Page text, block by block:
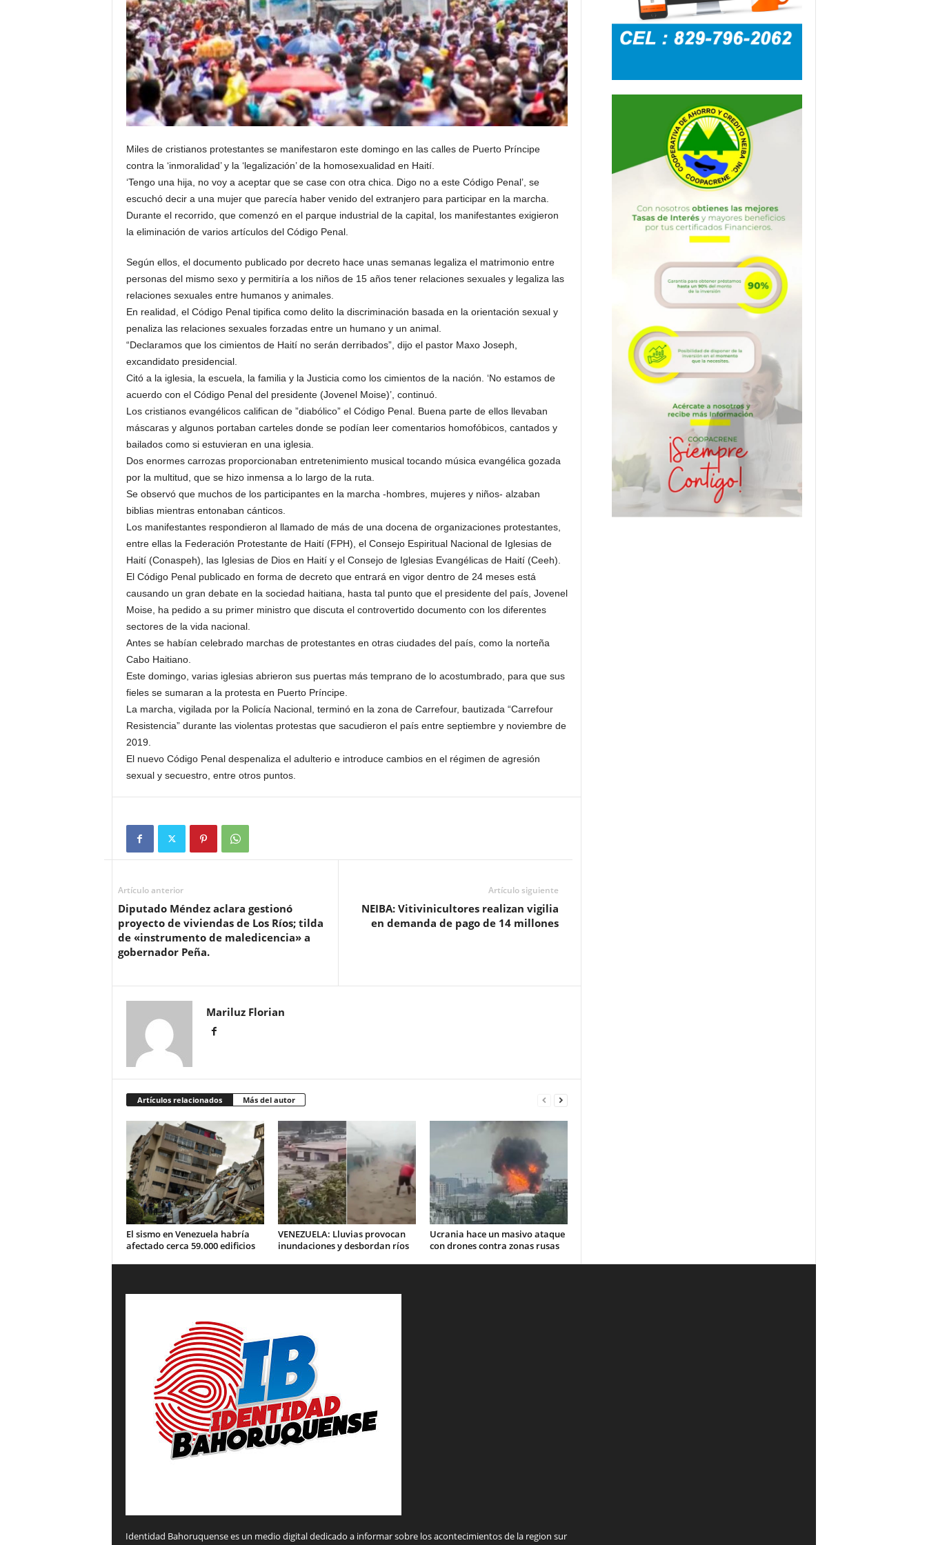
Miles de cristianos protestantes se manifestaron este domingo en las calles de Puerto Príncipe
contra la ‘inmoralidad’ y la ‘legalización’ de la homosexualidad en Haití.
‘Tengo una hija, no voy a aceptar que se case con otra chica. Digo no a este Código Penal’, se
escuchó decir a una mujer que parecía haber venido del extranjero para participar en la marcha.
Durante el recorrido, que comenzó en el parque industrial de la capital, los manifestantes exigieron
la eliminación de varios artículos del Código Penal.
Según ellos, el documento publicado por decreto hace unas semanas legaliza el matrimonio entre
personas del mismo sexo y permitiría a los niños de 15 años tener relaciones sexuales y legaliza las
relaciones sexuales entre humanos y animales.
En realidad, el Código Penal tipifica como delito la discriminación basada en la orientación sexual y
penaliza las relaciones sexuales forzadas entre un humano y un animal.
“Declaramos que los cimientos de Haití no serán derribados”, dijo el pastor Maxo Joseph,
excandidato presidencial.
Citó a la iglesia, la escuela, la familia y la Justicia como los cimientos de la nación. ‘No estamos de
acuerdo con el Código Penal del presidente (Jovenel Moise)’, continuó.
Los cristianos evangélicos califican de ”diabólico” el Código Penal. Buena parte de ellos llevaban
máscaras y algunos portaban carteles donde se podían leer comentarios homofóbicos, cantados y
bailados como si estuvieran en una iglesia.
Dos enormes carrozas proporcionaban entretenimiento musical tocando música evangélica gozada
por la multitud, que se hizo inmensa a lo largo de la ruta.
Se observó que muchos de los participantes en la marcha -hombres, mujeres y niños- alzaban
biblias mientras entonaban cánticos.
Los manifestantes respondieron al llamado de más de una docena de organizaciones protestantes,
entre ellas la Federación Protestante de Haití (FPH), el Consejo Espiritual Nacional de Iglesias de
Haití (Conaspeh), las Iglesias de Dios en Haití y el Consejo de Iglesias Evangélicas de Haití (Ceeh).
El Código Penal publicado en forma de decreto que entrará en vigor dentro de 24 meses está
causando un gran debate en la sociedad haitiana, hasta tal punto que el presidente del país, Jovenel
Moise, ha pedido a su primer ministro que discuta el controvertido documento con los diferentes
sectores de la vida nacional.
Antes se habían celebrado marchas de protestantes en otras ciudades del país, como la norteña
Cabo Haitiano.
Este domingo, varias iglesias abrieron sus puertas más temprano de lo acostumbrado, para que sus
fieles se sumaran a la protesta en Puerto Príncipe.
La marcha, vigilada por la Policía Nacional, terminó en la zona de Carrefour, bautizada “Carrefour
Resistencia” durante las violentas protestas que sacudieron el país entre septiembre y noviembre de
2019.
El nuevo Código Penal despenaliza el adulterio e introduce cambios en el régimen de agresión
sexual y secuestro, entre otros puntos.
Artículo anterior
Diputado Méndez aclara gestionó
proyecto de viviendas de Los Ríos; tilda
de «instrumento de maledicencia» a
gobernador Peña.
Artículo siguiente
NEIBA: Vitivinicultores realizan vigilia
en demanda de pago de 14 millones
Mariluz Florian
Artículos relacionados Más del autor
El sismo en Venezuela habría
afectado cerca 59.000 edificios
VENEZUELA: Lluvias provocan
inundaciones y desbordan ríos
Ucrania hace un masivo ataque
con drones contra zonas rusas
Identidad Bahoruquense es un medio digital dedicado a informar sobre los acontecimientos de la region sur